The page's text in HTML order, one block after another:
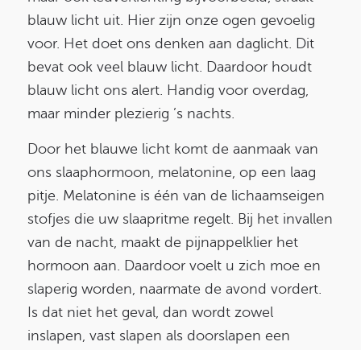
blauw licht uit. Hier zijn onze ogen gevoelig
voor. Het doet ons denken aan daglicht. Dit
bevat ook veel blauw licht. Daardoor houdt
blauw licht ons alert. Handig voor overdag,
maar minder plezierig ’s nachts.
Door het blauwe licht komt de aanmaak van
ons slaaphormoon, melatonine, op een laag
pitje. Melatonine is één van de lichaamseigen
stofjes die uw slaapritme regelt. Bij het invallen
van de nacht, maakt de pijnappelklier het
hormoon aan. Daardoor voelt u zich moe en
slaperig worden, naarmate de avond vordert.
Is dat niet het geval, dan wordt zowel
inslapen, vast slapen als doorslapen een